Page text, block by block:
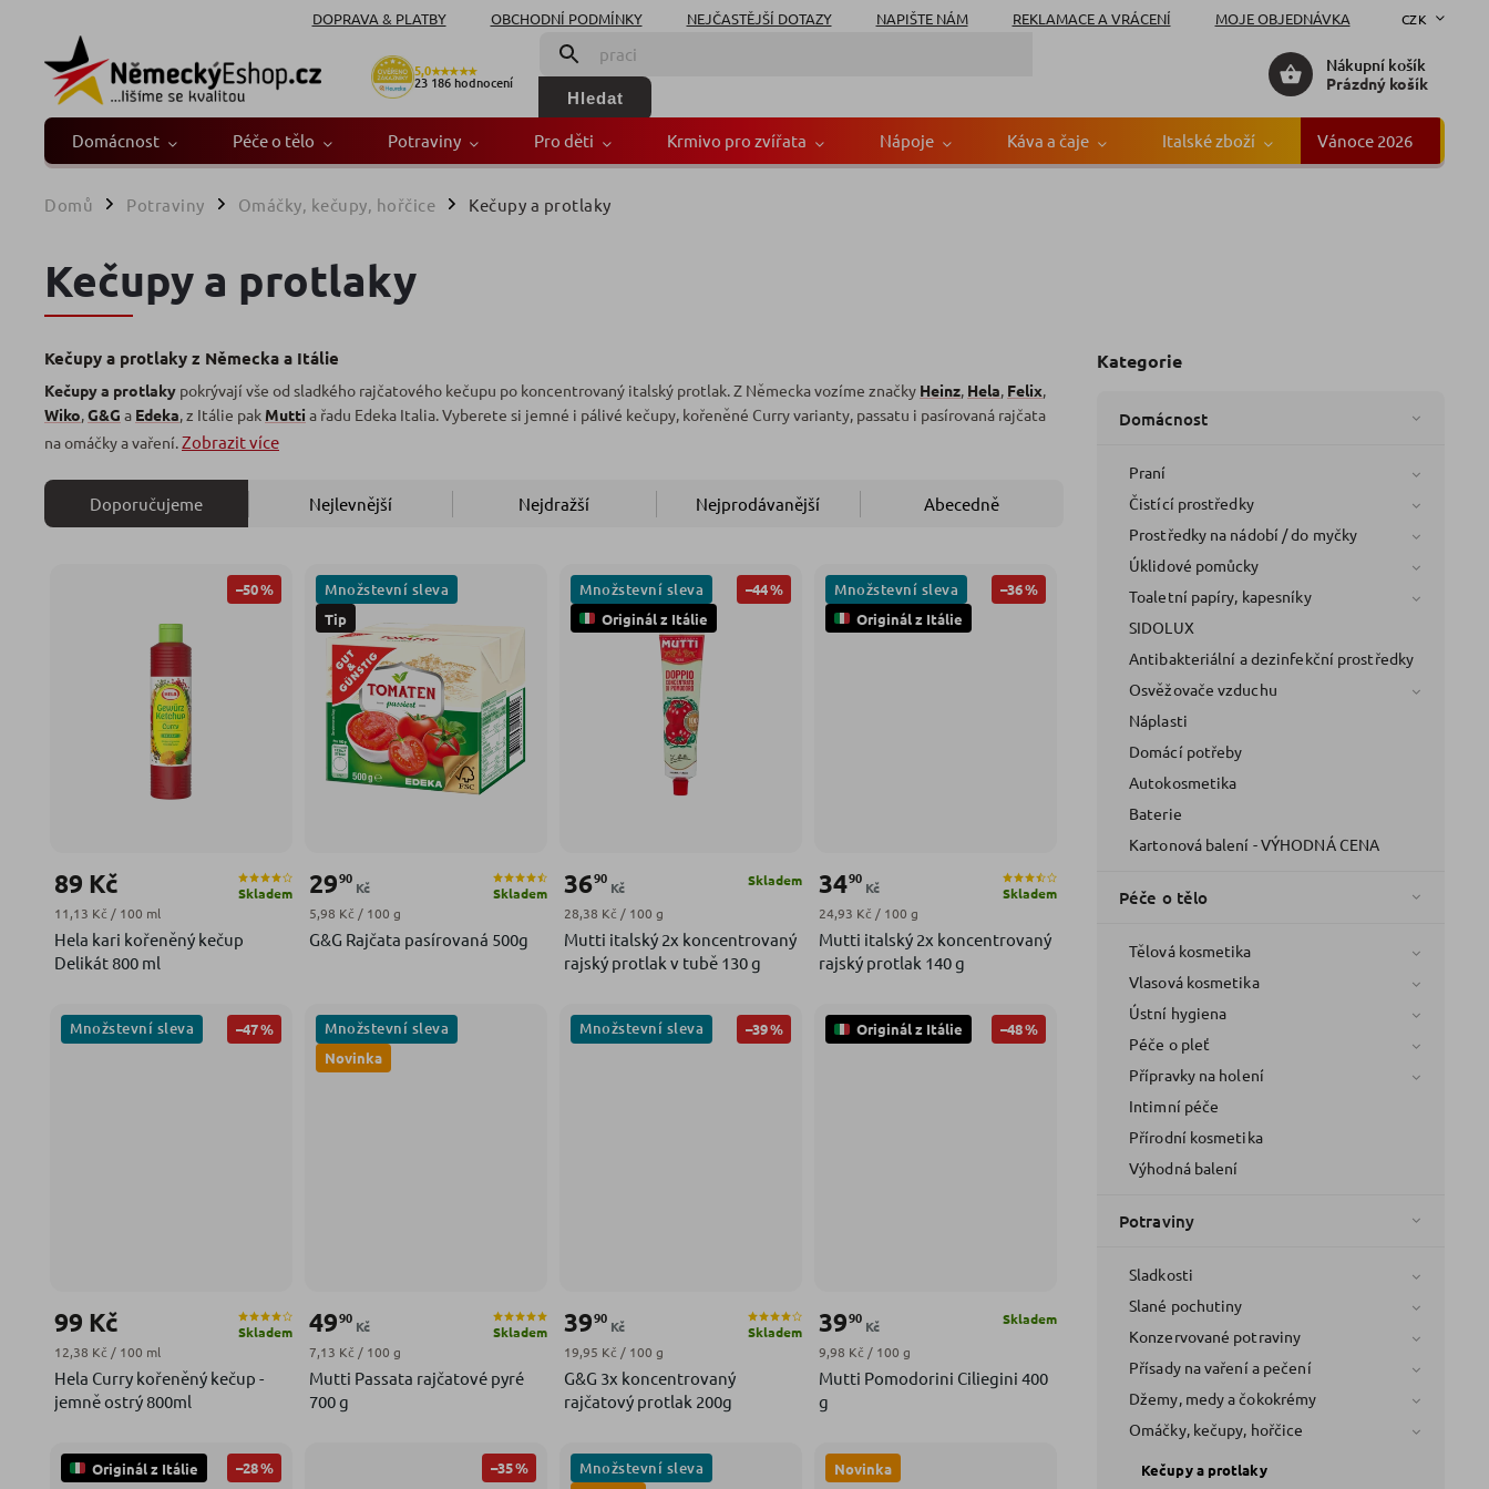
DOPRAVA & PLATBY OBCHODNÍ PODMÍNKY NEJČASTĚJŠÍ DOTAZY NAPIŠTE NÁM REKLAMACE A VRÁCENÍ MOJE OBJEDNÁVKA CZK
5,0★★★★★
23 186hodnocení
Hledat
Nákupní košík
Prázdný košík
Domácnost Péče o tělo Potraviny Pro děti Krmivo pro zvířata Nápoje Káva a čaje Italské zboží Vánoce 2026
Domů / Potraviny / Omáčky, kečupy, hořčice / Kečupy a protlaky
Kategorie
Domácnost
Praní
Čistící prostředky
Prostředky na nádobí / do myčky
Úklidové pomůcky
Toaletní papíry, kapesníky
SIDOLUX
Antibakteriální a dezinfekční prostředky
Osvěžovače vzduchu
Náplasti
Domácí potřeby
Autokosmetika
Baterie
Kartonová balení - VÝHODNÁ CENA
Péče o tělo
Tělová kosmetika
Vlasová kosmetika
Ústní hygiena
Péče o pleť
Přípravky na holení
Intimní péče
Přírodní kosmetika
Výhodná balení
Potraviny
Sladkosti
Slané pochutiny
Konzervované potraviny
Přísady na vaření a pečení
Džemy, medy a čokokrémy
Omáčky, kečupy, hořčice
Kečupy a protlaky
Kečupy a protlaky
Kečupy a protlaky z Německa a Itálie
Kečupy a protlaky pokrývají vše od sladkého rajčatového kečupu po koncentrovaný italský protlak. Z Německa vozíme značky Heinz, Hela, Felix,
Wiko,G&G a Edeka, z Itálie pak Mutti a řadu Edeka Italia. Vyberete si jemné i pálivé kečupy, kořeněné Curry varianty, passatu i pasírovaná rajčata
na omáčky a vaření.Zobrazit více
Doporučujeme Nejlevnější Nejdražší Nejprodávanější Abecedně
–50 %
Hela kari kořeněný kečup
Delikát 800 ml
Skladem
89 Kč
Měrná cena:
11,13 Kč / 100 ml
Tip
Množstevní sleva
G&G Rajčata pasírovaná 500g
Skladem
2990
Kč
Měrná cena:
5,98 Kč / 100 g
Originál z Itálie
Množstevní sleva –44 %
Mutti italský 2x koncentrovaný
rajský protlak v tubě 130 g
Skladem
3690
Kč
Měrná cena:
28,38 Kč / 100 g
Originál z Itálie
Množstevní sleva –36 %
Mutti italský 2x koncentrovaný
rajský protlak 140 g
Skladem
3490
Kč
Měrná cena:
24,93 Kč / 100 g
Množstevní sleva –47 %
Hela Curry kořeněný kečup -
jemně ostrý 800ml
Skladem
99 Kč
Měrná cena:
12,38 Kč / 100 ml
Novinka
Množstevní sleva
Mutti Passata rajčatové pyré
700 g
Skladem
4990
Kč
Měrná cena:
7,13 Kč / 100 g
Množstevní sleva –39 %
G&G 3x koncentrovaný
rajčatový protlak 200g
Skladem
3990
Kč
Měrná cena:
19,95 Kč / 100 g
Originál z Itálie –48 %
Mutti Pomodorini Ciliegini 400
g
Skladem
3990
Kč
Měrná cena:
9,98 Kč / 100 g
Originál z Itálie –28 % –35 % Množstevní sleva Novinka